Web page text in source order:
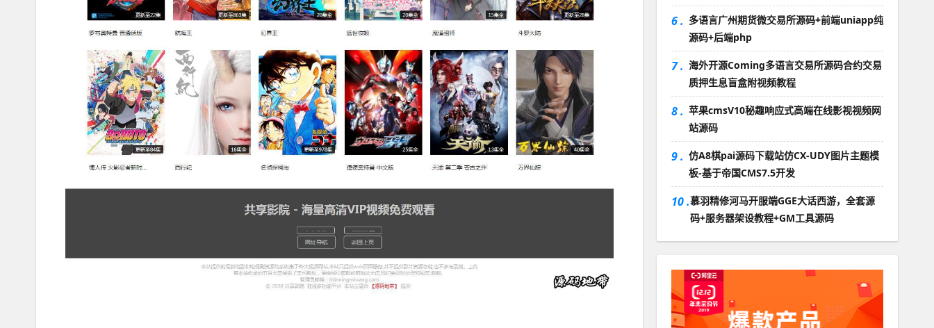
6 . 多语言广州期货微交易所源码+前端uniapp纯
源码+后端php
7 . 海外开源Coming多语言交易所源码合约交易
质押生息盲盒附视频教程
8 . 苹果cmsV10秘趣响应式高端在线影视视频网
站源码
9 . 仿A8棋pai源码下载站仿CX-UDY图片主题模
板-基于帝国CMS7.5开发
10 .慕羽精修河马开服端GGE大话西游，全套源
码+服务器架设教程+GM工具源码